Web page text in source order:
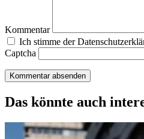
Kommentar
Ich stimme der
Captcha
Das könnte auch